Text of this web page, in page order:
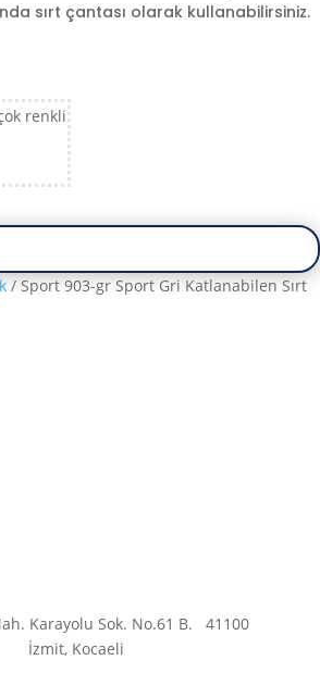
sırt çantası olarak kullanabilirsiniz.
renkli
/ Sport 903-gr Sport Gri Katlanabilen Sırt
Karayolu Sok. No.61 B.41100
İzmit, Kocaeli